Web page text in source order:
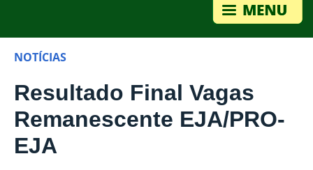
NOTÍCIAS
Resultado Final Vagas
Remanescente EJA/PRO-
EJA